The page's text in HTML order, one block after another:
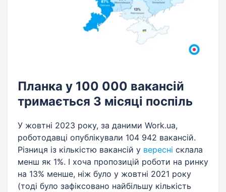
Планка у 100 000 вакансій
тримається 3 місяці поспіль
У жовтні 2023 року, за даними Work.ua,
роботодавці опублікували 104 942 вакансій.
Різниця із кількістю вакансій у вересні склала
менш як 1%. І хоча пропозицій роботи на ринку
на 13% менше, ніж було у жовтні 2021 року
(тоді було зафіксовано найбільшу кількість